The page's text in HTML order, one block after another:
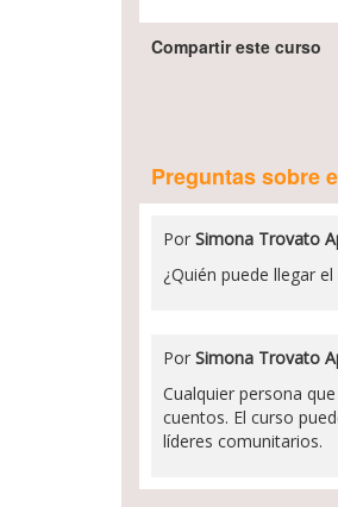
Compartir este curso
Preguntas sobre
Por Simona Trovato
¿Quién puede llegar el
Por Simona Trovato
Cualquier persona
cuentos. El curso
líderes comunitarios.